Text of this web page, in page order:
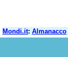
Mondi.it: Almanacco